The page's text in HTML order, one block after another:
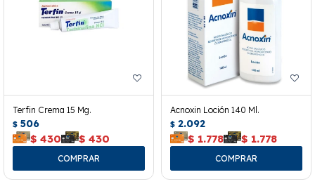
Terfin Crema 15 Mg.
$ 506
$ 430 $ 430
Acnoxin Loción 140 Ml.
$ 2.092
$ 1.778 $ 1.778